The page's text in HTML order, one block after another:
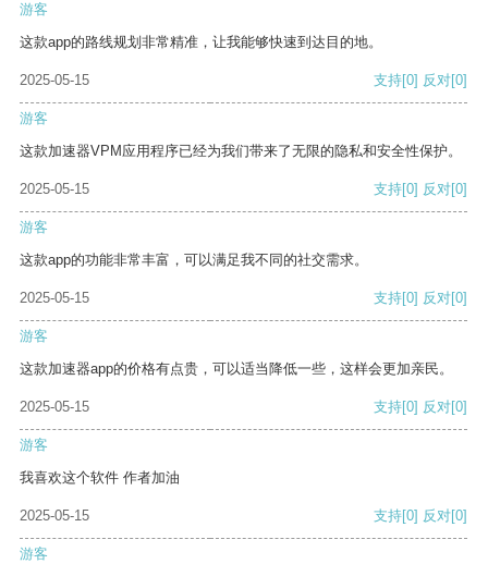
游客
这款app的路线规划非常精准，让我能够快速到达目的地。
2025-05-15 支持[0] 反对[0]
游客
这款加速器VPM应用程序已经为我们带来了无限的隐私和安全性保护。
2025-05-15 支持[0] 反对[0]
游客
这款app的功能非常丰富，可以满足我不同的社交需求。
2025-05-15 支持[0] 反对[0]
游客
这款加速器app的价格有点贵，可以适当降低一些，这样会更加亲民。
2025-05-15 支持[0] 反对[0]
游客
我喜欢这个软件 作者加油
2025-05-15 支持[0] 反对[0]
游客